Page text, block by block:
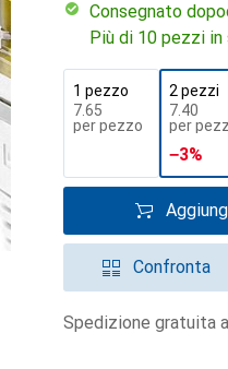
Consegnato
Più di 10 pezzi
1 pezzo
CHF
7.65
per pezzo
2 pezzi
CHF
7.40
per
−3%
Confronta
Spedizione gratuita